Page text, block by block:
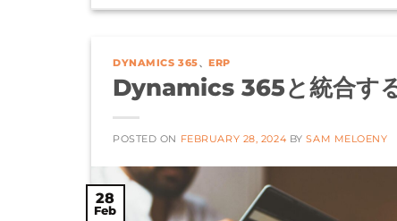
DYNAMICS 365、ERP
Dynamics 365と統合す
POSTED ON FEBRUARY 28, 2024 BYSAM MELOENY
28
Feb